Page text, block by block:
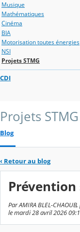
Musique
Mathématiques
Cinéma
BIA
Motorisation toutes énergies
NSI
Projets STMG
CDI
Projets STMG
Blog
‹ Retour au blog
Par AMIRA BLEL-
le mardi 28 avril 2026